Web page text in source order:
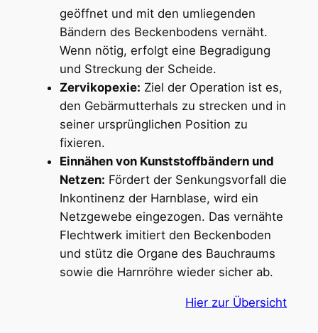
geöffnet und mit den umliegenden
Bändern des Beckenbodens vernäht.
Wenn nötig, erfolgt eine Begradigung
und Streckung der Scheide.
Zervikopexie: Ziel der Operation ist es,
den Gebärmutterhals zu strecken und in
seiner ursprünglichen Position zu
fixieren.
Einnähen von Kunststoffbändern und
Netzen: Fördert der Senkungsvorfall die
Inkontinenz der Harnblase, wird ein
Netzgewebe eingezogen. Das vernähte
Flechtwerk imitiert den Beckenboden
und stütz die Organe des Bauchraums
sowie die Harnröhre wieder sicher ab.
Hier zur Übersicht